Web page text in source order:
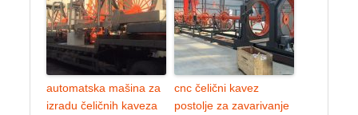
automatska mašina za
izradu čeličnih kaveza
cnc čelični kavez
postolje za zavarivanje